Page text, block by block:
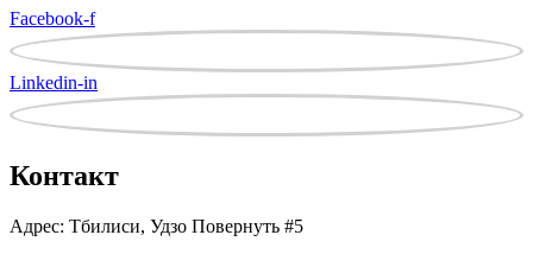
Facebook-f
Linkedin-in
Контакт
Адрес: Тбилиси, Удзо Повернуть #5